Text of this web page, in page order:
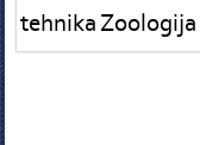
tehnika Zoologija